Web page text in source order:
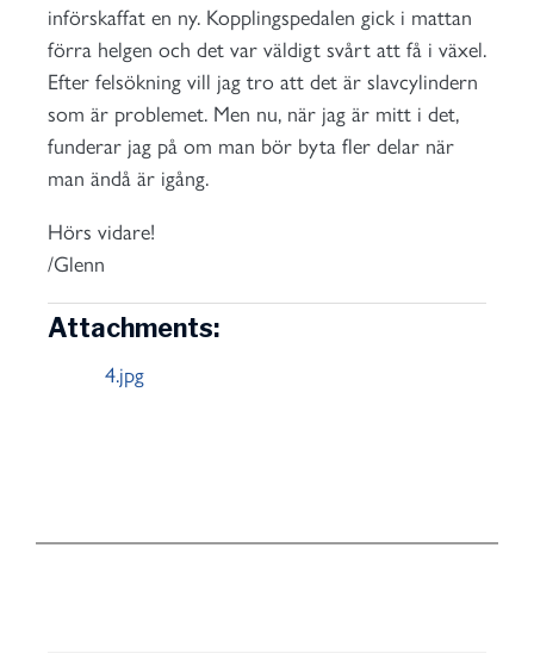
införskaffat en ny. Kopplingspedalen gick i mattan
förra helgen och det var väldigt svårt att få i växel.
Efter felsökning vill jag tro att det är slavcylindern
som är problemet. Men nu, när jag är mitt i det,
funderar jag på om man bör byta fler delar när
man ändå är igång.
Hörs vidare!
/Glenn
Attachments:
4.jpg